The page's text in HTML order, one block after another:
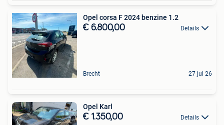
Opel corsa F 2024 benzine 1.2
€ 6.800,00 Details
Brecht 27 jul 26
Opel Karl
€ 1.350,00 Details